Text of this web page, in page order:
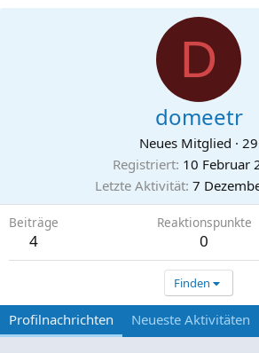
D
domeetr
Neues Mitglied · 29
Registriert 10 Februar
Letzte Aktivität 7
Beiträge
4
Reaktionspunkte
0
Finden
Profilnachrichten Neueste Aktivitäten